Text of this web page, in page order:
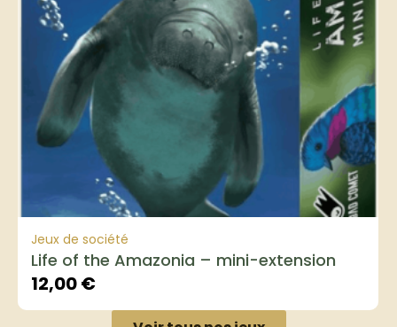
Jeux de société
Life of the Amazonia – mini-extension
12,00€